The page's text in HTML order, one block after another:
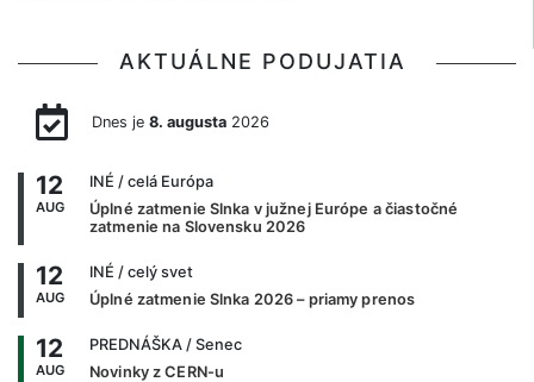
AKTUÁLNE PODUJATIA
Dnes je 8. augusta2026
12
AUG
INÉ / celá Európa
Úplné zatmenie Slnka v južnej Európe a čiastočné
zatmenie na Slovensku 2026
12
AUG
INÉ / celý svet
Úplné zatmenie Slnka 2026 – priamy prenos
12
AUG
PREDNÁŠKA / Senec
Novinky z CERN-u